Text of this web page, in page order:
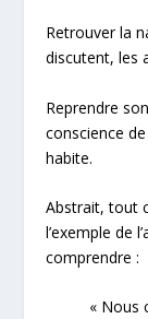
Retrouver la
discutent, les
Reprendre
conscience
habite.
Abstrait, tout
l’exemple de
comprendre :
« Nous